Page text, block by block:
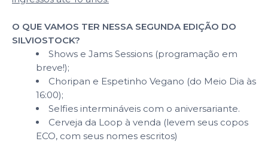
O QUE VAMOS TER NESSA SEGUNDA EDIÇÃO DO
SILVIOSTOCK?
Shows e Jams Sessions (programação em
breve!);
Choripan e Espetinho Vegano (do Meio Dia às
16:00);
Selfies intermináveis com o aniversariante.
Cerveja da Loop à venda (levem seus copos
ECO, com seus nomes escritos)